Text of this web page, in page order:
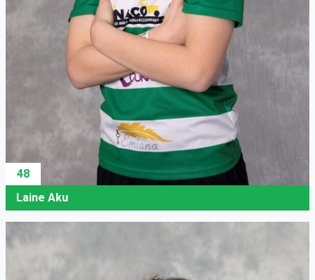
48
Laine Aku